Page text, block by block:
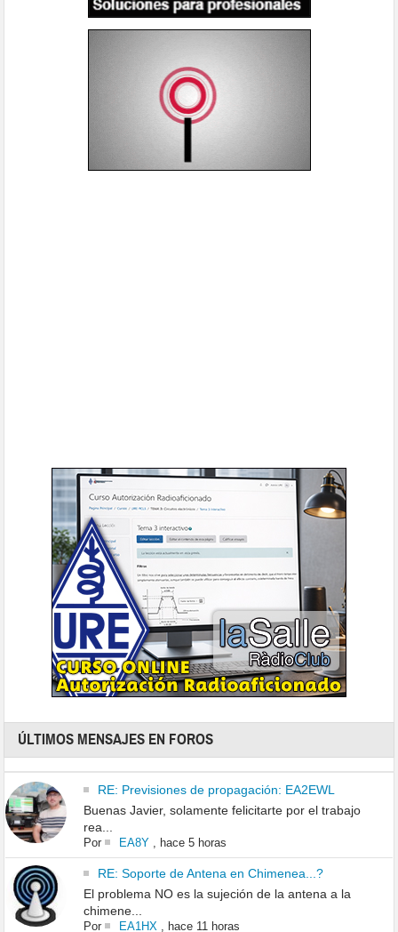
ÚLTIMOS MENSAJES EN FOROS
RE: Previsiones de propagación: EA2EWL
Buenas Javier, solamente felicitarte por el trabajo
rea...
Por EA8Y, hace 5 horas
RE: Soporte de Antena en Chimenea...?
El problema NO es la sujeción de la antena a la
chimene...
Por EA1HX hace 11 horas